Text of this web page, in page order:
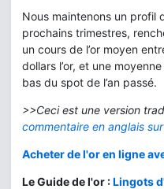
Nous maintenons un profil
prochains trimestres,
un cours de l’or moyen
dollars l’or, et une
bas du spot de l’an passé.
>>Ceci est une version
commentaire en anglais
Acheter de l'or en ligne
Le Guide de l'or :Lingots